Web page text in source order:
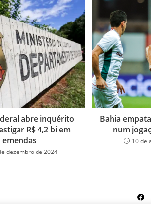
abre inquérito
R$ 4,2 bi em
emendas
dezembro de 2024
Bahia
num
10 de